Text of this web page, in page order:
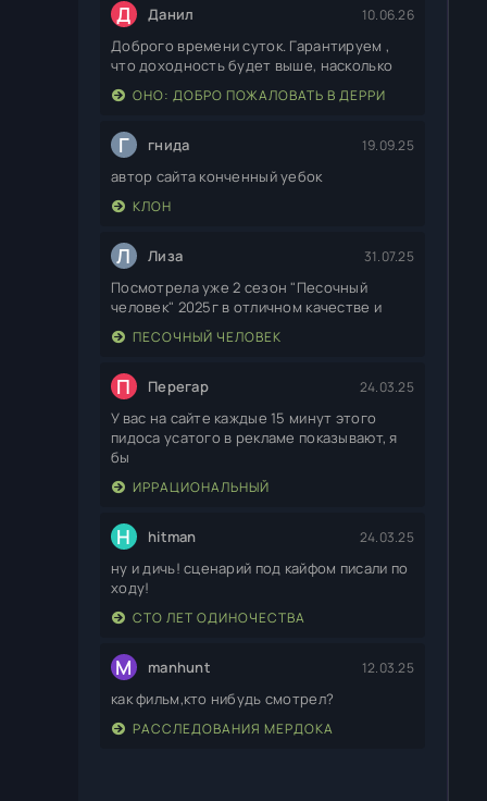
Д Данил 10.06.26
Доброго времени суток. Гарантируем ,
что доходность будет выше, насколько
ОНО: ДОБРО ПОЖАЛОВАТЬ В ДЕРРИ
Г гнида 19.09.25
автор сайта конченный уебок
КЛОН
Л Лиза 31.07.25
Посмотрела уже 2 сезон "Песочный
человек" 2025г в отличном качестве и
ПЕСОЧНЫЙ ЧЕЛОВЕК
П Перегар 24.03.25
У вас на сайте каждые 15 минут этого
пидоса усатого в рекламе показывают, я
бы
ИРРАЦИОНАЛЬНЫЙ
H hitman 24.03.25
ну и дичь! сценарий под кайфом писали по
ходу!
СТО ЛЕТ ОДИНОЧЕСТВА
M manhunt 12.03.25
как фильм,кто нибудь смотрел?
РАССЛЕДОВАНИЯ МЕРДОКА